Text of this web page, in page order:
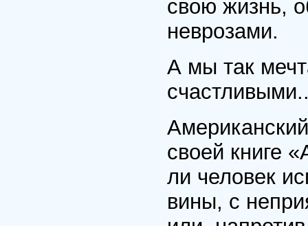
свою жизнь,
неврозами.
А мы так
своей книге
ли человек
вины, с